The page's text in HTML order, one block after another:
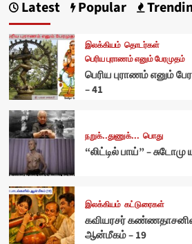
Latest Popular
இலக்கியம் தொடர்கள்
பெரிய புராணம் எனும் பேரமுதம்
பெரிய புராணம் எனும்
– 41
நறுக்..துணுக்... பொது
“லிட்டில் பாய்” – சுடோமு
இலக்கியம் கட்டுரைகள்
கவியரசர்
ஆன்மீகம் – 19